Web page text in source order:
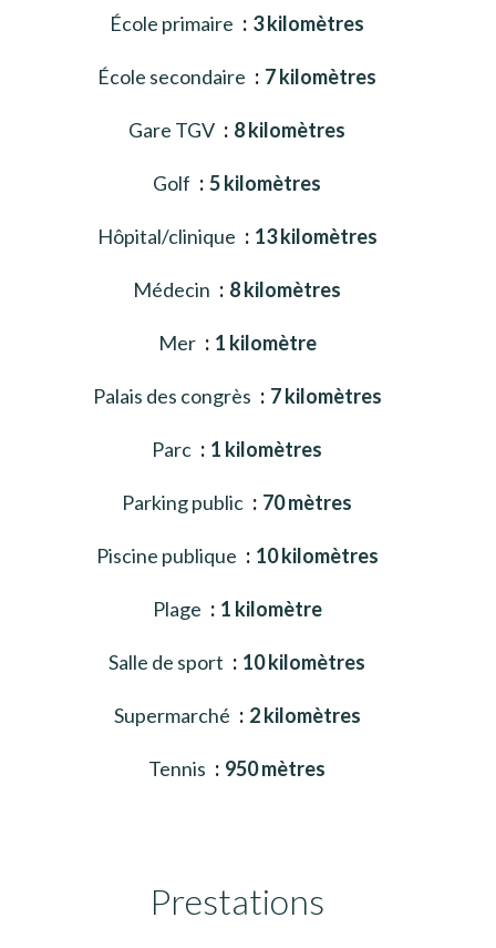
École primaire 3 kilomètres
École secondaire 7 kilomètres
Gare TGV 8 kilomètres
Golf 5 kilomètres
Hôpital/clinique 13 kilomètres
Médecin 8 kilomètres
Mer 1 kilomètre
Palais des congrès 7 kilomètres
Parc 1 kilomètres
Parking public 70 mètres
Piscine publique 10 kilomètres
Plage 1 kilomètre
Salle de sport 10 kilomètres
Supermarché 2 kilomètres
Tennis 950 mètres
Prestations